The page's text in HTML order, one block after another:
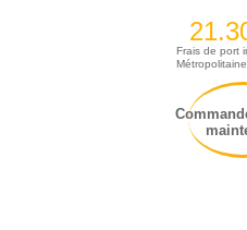
Frais de port